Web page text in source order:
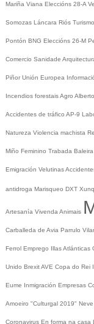
Mariña Viana Eleccións 28-A
Somozas Láncara Riós Turismo
Pontón BNG Eleccións 26-M
Comercio Sanidade
Piñor Unión Europea
Incendios forestaisAgro
Accidentes de tráfico AP-9
Natureza Violencia machista
Miño Feminino Trabada Baleira
Emigración Velutinas
antidroga Marisqueo DXT
Artesanía Vivenda Animais
Carballeda de Avia Parrulo
Ferrol Emprego Illas Atlánticas
Unido BrexitAVE Copa do Rei
Eume Inmigración Empresas
Amoeiro "Culturgal 2019" Neve
Coronavirus En forma na casa